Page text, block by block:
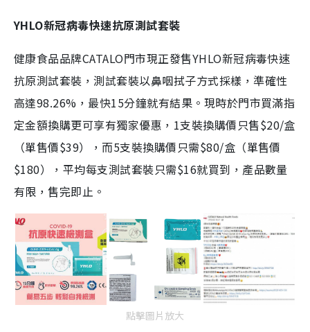
YHLO新冠病毒快速抗原測試套裝
健康食品品牌CATALO門市現正發售YHLO新冠病毒快速
抗原測試套裝，測試套裝以鼻咽拭子方式採樣，準確性
高達98.26%，最快15分鐘就有結果。現時於門市買滿指
定金額換購更可享有獨家優惠，1支裝換購價只售$20/盒
（單售價$39），而5支裝換購價只需$80/盒（單售價
$180），平均每支測試套裝只需$16就買到，產品數量
有限，售完即止。
點擊圖片放大